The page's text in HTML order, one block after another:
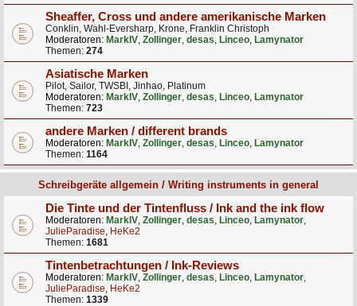
Sheaffer, Cross und andere amerikanische Marken
Conklin, Wahl-Eversharp, Krone, Franklin Christoph
Moderatoren: MarkIV, Zollinger, desas, Linceo, Lamynator
Themen: 274
Asiatische Marken
Pilot, Sailor, TWSBI, Jinhao, Platinum
Moderatoren: MarkIV, Zollinger, desas, Linceo, Lamynator
Themen: 723
andere Marken / different brands
Moderatoren: MarkIV, Zollinger, desas, Linceo, Lamynator
Themen: 1164
Schreibgeräte allgemein / Writing instruments in general
Die Tinte und der Tintenfluss / Ink and the ink flow
Moderatoren: MarkIV, Zollinger, desas, Linceo, Lamynator,
JulieParadise, HeKe2
Themen: 1681
Tintenbetrachtungen / Ink-Reviews
Moderatoren: MarkIV, Zollinger, desas, Linceo, Lamynator,
JulieParadise, HeKe2
Themen: 1339